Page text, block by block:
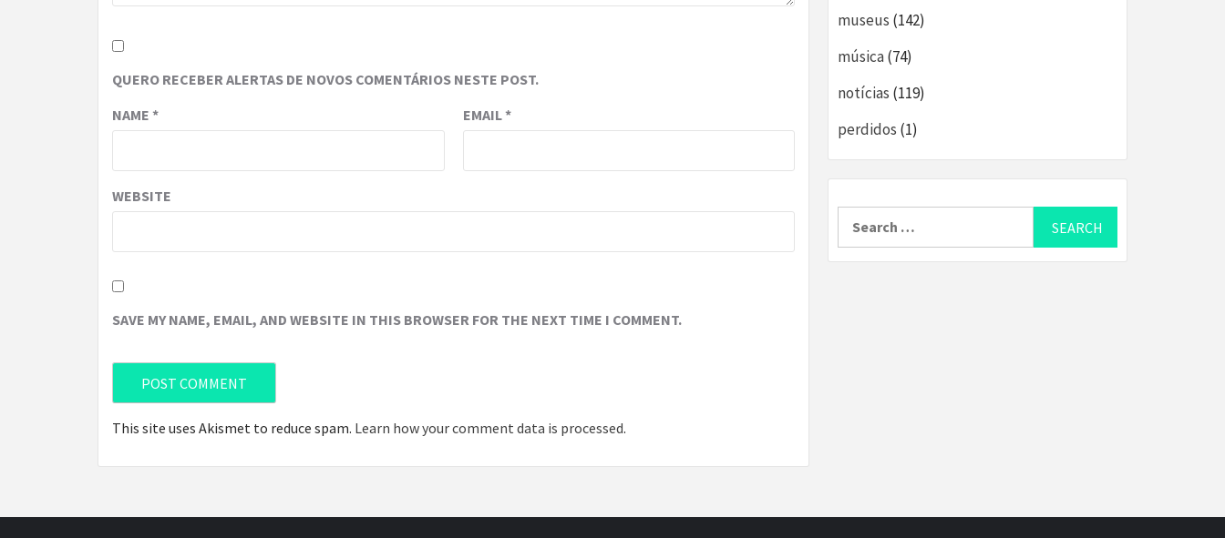
QUERO RECEBER ALERTAS DE NOVOS COMENTÁRIOS NESTE POST.
NAME * EMAIL*
WEBSITE
SAVE MY NAME, EMAIL, AND WEBSITE IN THIS BROWSER FOR THE NEXT TIME I COMMENT.
This site uses Akismet to reduce spam. Learn how your comment data is processed.
museus (142)
música(74)
notícias (119)
perdidos (1)